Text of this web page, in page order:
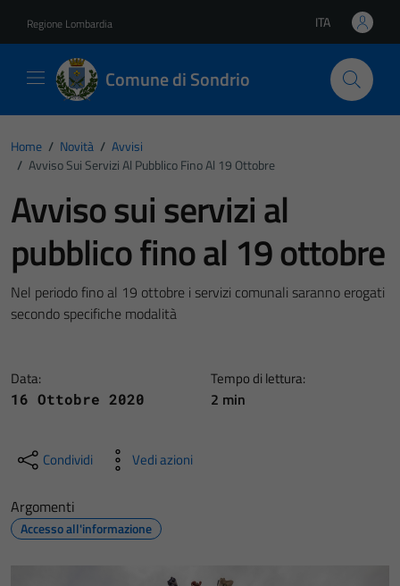
Regione Lombardia Lingua attiva:
ITA
Comune di Sondrio
Home / Novità / Avvisi
/ Avviso Sui Servizi Al Pubblico Fino Al 19 Ottobre
Avviso sui servizi al
pubblico fino al 19 ottobre
Nel periodo fino al 19 ottobre i servizi comunali saranno erogati
secondo specifiche modalità
Data:
16 Ottobre 2020
Tempo di lettura:
2 min
Condividi Vedi azioni
Argomenti
Accesso all'informazione